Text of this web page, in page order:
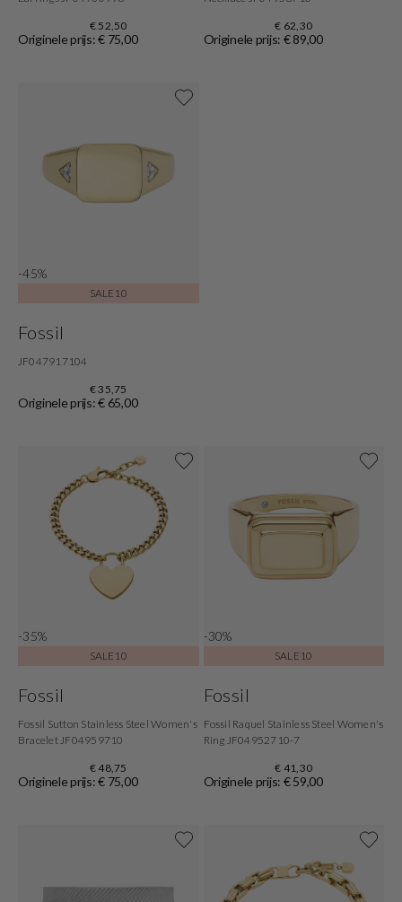
€ 52,50
Originele prijs: € 75,00
€ 62,30
Originele prijs: € 89,00
-45%
SALE10
Fossil
JF047917104
€ 35,75
Originele prijs: € 65,00
-35%
SALE10
Fossil
Fossil Sutton Stainless Steel Women's
Bracelet JF04959710
€ 48,75
Originele prijs: € 75,00
-30%
SALE10
Fossil
Fossil Raquel Stainless Steel Women's
Ring JF04952710-7
€ 41,30
Originele prijs: € 59,00